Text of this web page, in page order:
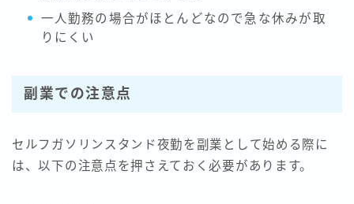
一人勤務の場合がほとんどなので急な休みが取
りにくい
副業での注意点
セルフガソリンスタンド夜勤を副業として始める際に
は、以下の注意点を押さえておく必要があります。